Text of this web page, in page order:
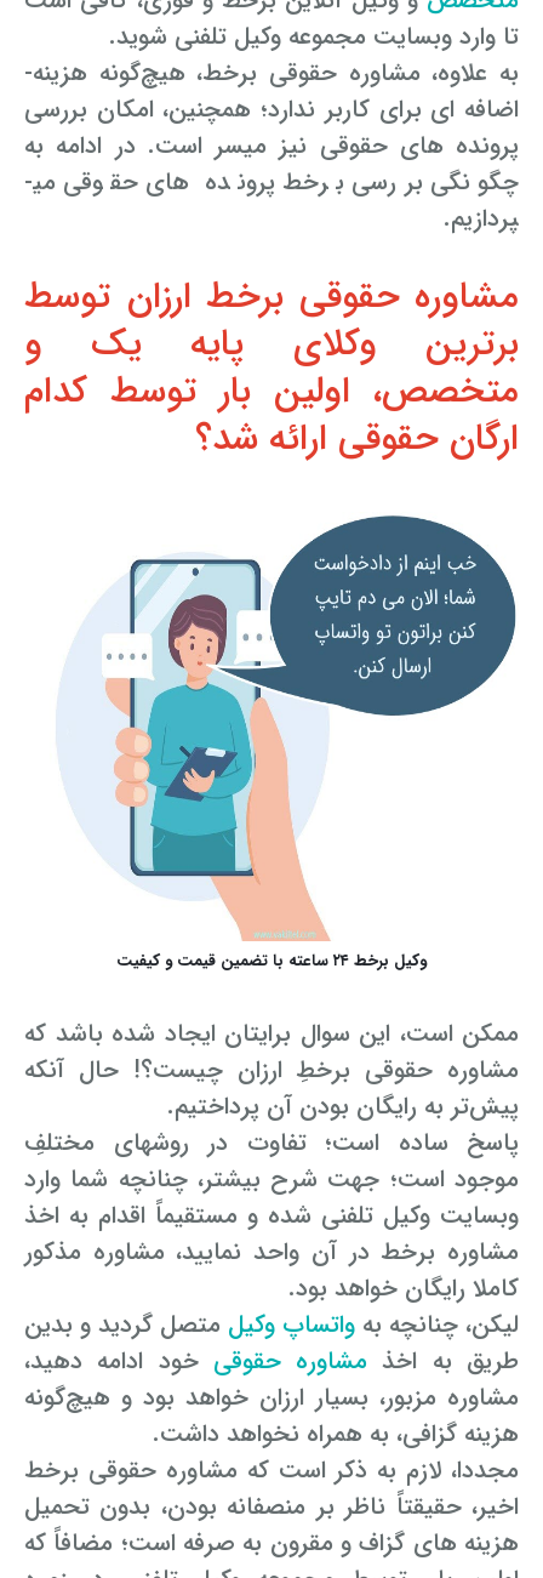
تا وارد وب­سایت مجموعه وکیل تلفنی شوید.
به علاوه، مشاوره حقوقی برخط، هیچ‌گونه هزینه­
اضافه ای برای کاربر ندارد؛ هم­چنین، امکان بررسی
پرونده ­های حقوقی نیز میسر است. در ادامه به
چگونگی بررسی برخط پرونده­ های حقوقی می­
پردازیم.
مشاوره حقوقی برخط ارزان توسط
برترین وکلای پایه یک و
متخصص، اولین بار توسط کدام
ارگان حقوقی ارائه شد؟
وکیل برخط ۲۴ ساعته با تضمین قیمت و کیفیت
ممکن است، این سوال برایتان ایجاد شده باشد که
مشاوره حقوقی برخطِ ارزان چیست؟! حال آنکه
پیش‌تر به رایگان بودن آن پرداختیم.
پاسخ ساده است؛ تفاوت در روش­های مختلفِ
موجود است؛ جهت شرح بیشتر، چنانچه شما وارد
وب­سایت وکیل تلفنی شده و مستقیماً اقدام به اخذ
مشاوره برخط در آن واحد نمایید، مشاوره مذکور
کاملا رایگان خواهد بود.
لیکن، چنانچه به واتساپ وکیل متصل گردید و بدین
طریق به اخذ مشاوره حقوقی خود ادامه دهید،
مشاوره مزبور، بسیار ارزان خواهد بود و هیچ‌گونه
هزینه گزافی، به همراه نخواهد داشت.
مجددا، لازم به ذکر است که مشاوره حقوقی برخط
اخیر، حقیقتاً ناظر بر منصفانه بودن، بدون تحمیل
هزینه­ های گزاف و مقرون به صرفه است؛ مضافاً که